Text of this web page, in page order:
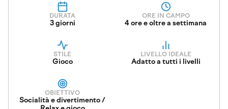
DURATA
3 giorni
ORE IN CAMPO
4 ore e oltre a settimana
STILE
Gioco
LIVELLO IDEALE
Adatto a tutti i livelli
OBIETTIVO
Socialità e divertimento /